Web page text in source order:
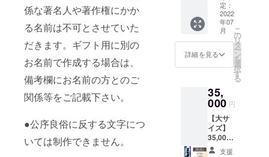
係な著名人や著作権にかか
る名前は不可とさせていた
だきます。ギフト用に別の
お名前で作成する場合は、
備考欄にお名前の方とのご
関係等をご記載下さい。
●公序良俗に反する文字につ
いては制作できません。
ださ
い。
りによ
る返
品・返
金など
には応
じられ
ださ
い。
屋の取
材、ロ
ケなど
で映り
込む場
合があ
らご支
援＝ご
許諾と
させて
いただ
きま
す。 ・
由を備
考欄に
ご記載
下さ
い。 ・
公序良
俗に反
する文
いては
制作で
きませ
ん。 ・
廊下へ
の貼付
の為、
団体名
も可能
です。
ただ
し、本
人とは
無関係
な著名
作権に
かかる
名前は
不可と
させて
いただ
きま
んでい
ます。
※ご注意
事項 ・
名入れ
時にデ
ザイン
取りを
いたし
ますの
で、お
間違え
の無い
よう
ワーク
でお世
話に
なって
す。金
具屋の
デザイ
ンとし
て再構
築する
様には
毎回驚
かされ
ます。
名入れ
は肩書
をいれ
たり連
ること
も可能
にデー
タで確
認して
いただ
きま
す。 ----
- デザイ
名入れ
文字を
指定し
てくだ
※※※※※※
※※※※※※
名入れ
は肩書
をいれ
たり連
名にす
ること
も可能
前入り
札大・
中・小
を各4枚
ご住所
に送付
を各1枚
をご住
所に送
付
※※※※※※
※※※※※※
※※※※※※
デザイ
支援御
礼』 オ
リジナ
ル名入
屋に1年
間貼付
貼付場
所：金
具屋1階
廊下
（場所
サイズ
貼付 貼
付札寸
法：約
幅
70mm
縦
192mm
金具屋
のある
山ノ内
町に伝
わる大
沼池と
黒姫と
定：
2022
年07
月
詳細を見る
こ
の
リ
タ
ー
ン
を
選
択
す
る
35,
000 円
【大サ
イズ】
35,000
円 千社
支援